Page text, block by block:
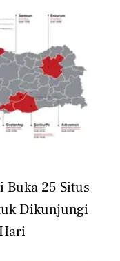
Buka 25 Situs
Dikunjungi